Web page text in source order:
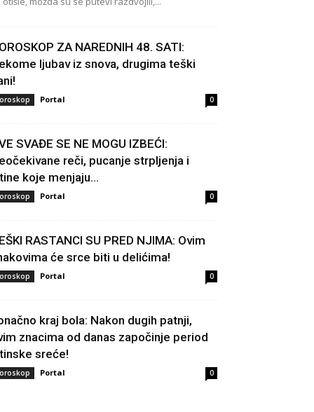
ZA NAREDNIH 48. SATI:
ljubav iz snova, drugima teški
Portal 0
SVAĐE SE NE MOGU IZBEĆI:
reči, pucanje strpljenja i
koje menjaju...
Portal 0
RASTANCI SU PRED NJIMA: Ovim
će srce biti u delićima!
Portal 0
kraj bola: Nakon dugih patnji,
znacima od danas započinje period
sreće!
Portal 0